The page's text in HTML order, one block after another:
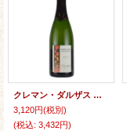
クレマン・ダルザス ブリュット ナチュール セレクショネ パー マルク・テンペ NV (白泡)
3,120円(税別)
(税込: 3,432円)